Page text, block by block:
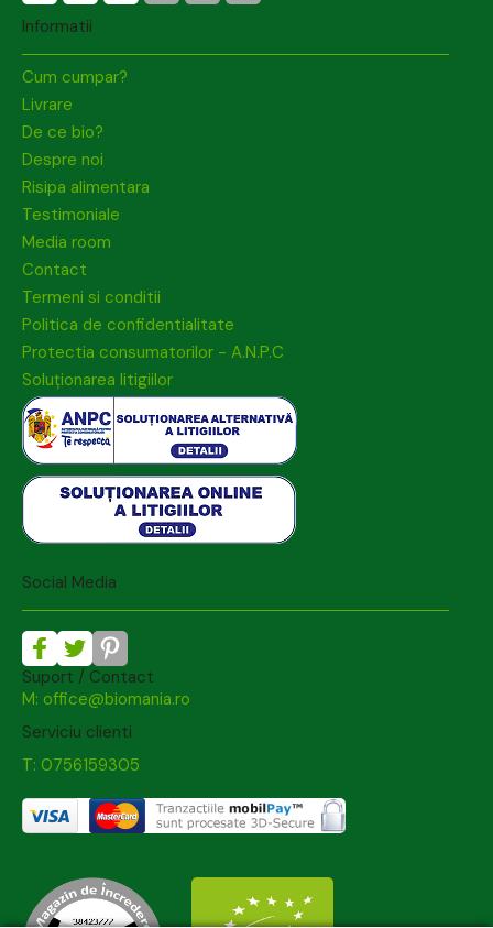
Informatii
Cum cumpar?
Livrare
De ce bio?
Despre noi
Risipa alimentara
Testimoniale
Media room
Contact
Termeni si conditii
Politica de confidentialitate
Protectia consumatorilor - A.N.P.C
Soluționarea litigiilor
Social Media
Suport / Contact
M: office@biomania.ro
Serviciu clienti
T: 0756159305